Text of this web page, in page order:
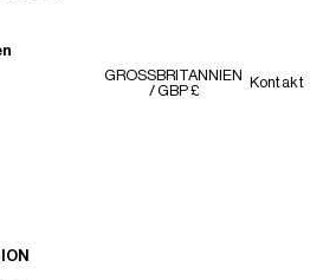
GROSSBRITANNIEN
/ GBP £
Kontakt